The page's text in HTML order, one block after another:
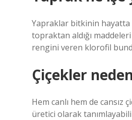
Yapraklar bitkinin hayatta
topraktan aldığı
rengini veren klorofil
Çiçekler
Hem canlı hem de
üretici olarak